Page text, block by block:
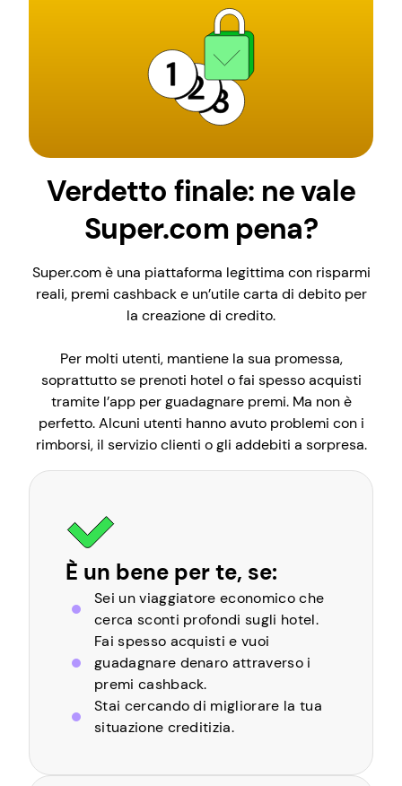
Verdetto finale: ne vale
Super.com pena?
Super.com è una piattaforma legittima con risparmi
reali, premi cashback e un’utile carta di debito per
la creazione di credito.
Per molti utenti, mantiene la sua promessa,
soprattutto se prenoti hotel o fai spesso acquisti
tramite l’app per guadagnare premi. Ma non è
perfetto. Alcuni utenti hanno avuto problemi con i
rimborsi, il servizio clienti o gli addebiti a sorpresa.
È un bene per te, se:
Sei un viaggiatore economico che
cerca sconti profondi sugli hotel.
Fai spesso acquisti e vuoi
guadagnare denaro attraverso i
premi cashback.
Stai cercando di migliorare la tua
situazione creditizia.